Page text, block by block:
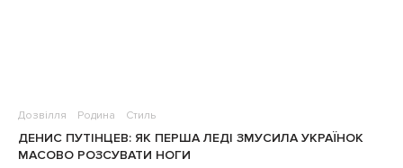
Дозвілля Родина Стиль
ДЕНИС ПУТІНЦЕВ: ЯК ПЕРША ЛЕДІ ЗМУСИЛА УКРАЇНОК
МАСОВО РОЗСУВАТИ НОГИ